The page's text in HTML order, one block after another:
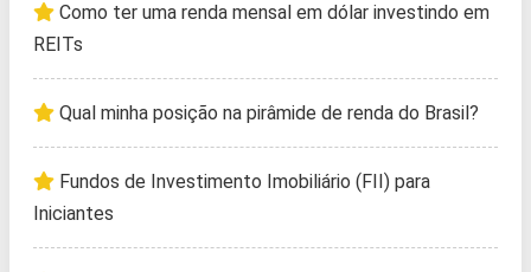
Como ter uma renda mensal em dólar investindo em
REITs
Qual minha posição na pirâmide de renda do Brasil?
Fundos de Investimento Imobiliário (FII) para
Iniciantes